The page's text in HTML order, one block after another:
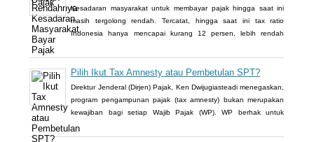
Kesadaran masyarakat untuk membayar pajak hingga saat ini
masih tergolong rendah. Tercatat, hingga saat ini tax ratio
Indonesia hanya mencapai kurang 12 persen, lebih rendah
Pilih Ikut Tax Amnesty atau Pembetulan SPT?
Direktur Jenderal (Dirjen) Pajak, Ken Dwijugiasteadi menegaskan,
program pengampunan pajak (tax amnesty) bukan merupakan
kewajiban bagi setiap Wajib Pajak (WP). WP berhak untuk
Penghasilan (PPh) dengan aturan main yang berbeda, salah